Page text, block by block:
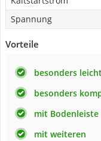
Spannung
Vorteile
besonders
besonders
mit Bodenleiste
mit weiteren